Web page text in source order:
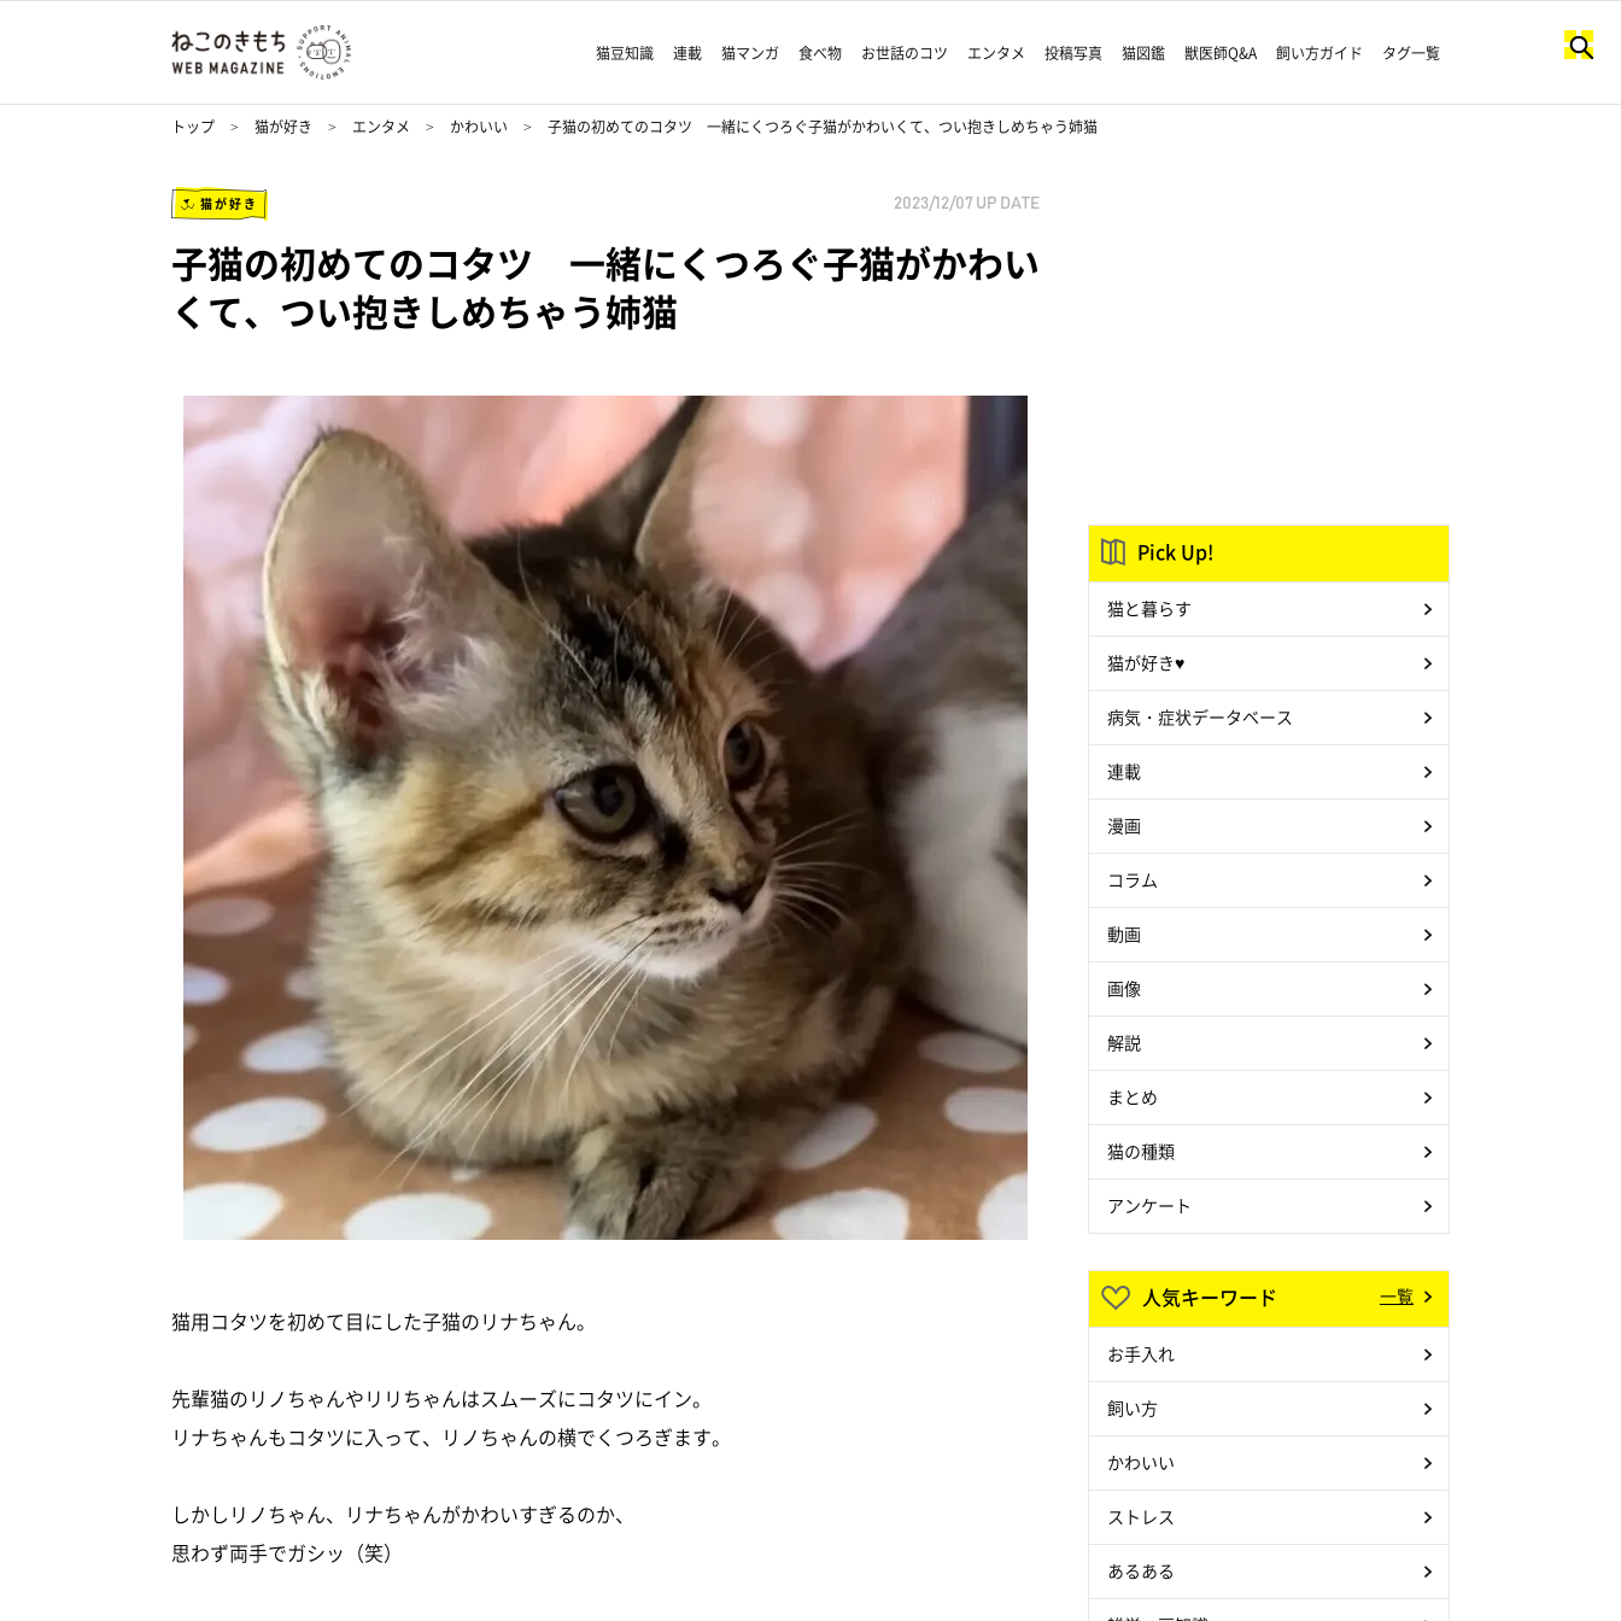
猫豆知識 連載 猫マンガ 食べ物 お世話のコツ エンタメ 投稿写真 猫図鑑 獣医師Q&A 飼い方ガイド タグ一覧
トップ 猫が好き エンタメ かわいい 子猫の初めてのコタツ 一緒にくつろぐ子猫がかわいくて、つい抱きしめちゃう姉猫
猫が好き 2023/12/07 UP DATE
子猫の初めてのコタツ 一緒にくつろぐ子猫がかわい
くて、つい抱きしめちゃう姉猫
猫用コタツを初めて目にした子猫のリナちゃん。
先輩猫のリノちゃんやリリちゃんはスムーズにコタツにイン。
リナちゃんもコタツに入って、リノちゃんの横でくつろぎます。
しかしリノちゃん、リナちゃんがかわいすぎるのか、
思わず両手でガシッ（笑）
Pick Up!
猫と暮らす
猫が好き♥
病気・症状データベース
連載
漫画
コラム
動画
画像
解説
まとめ
猫の種類
アンケート
人気キーワード 一覧
お手入れ
飼い方
かわいい
ストレス
あるある